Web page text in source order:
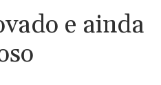
e ainda